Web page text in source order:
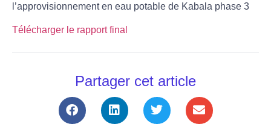
l’approvisionnement en eau potable de Kabala phase 3
Télécharger le rapport final
Partager cet article